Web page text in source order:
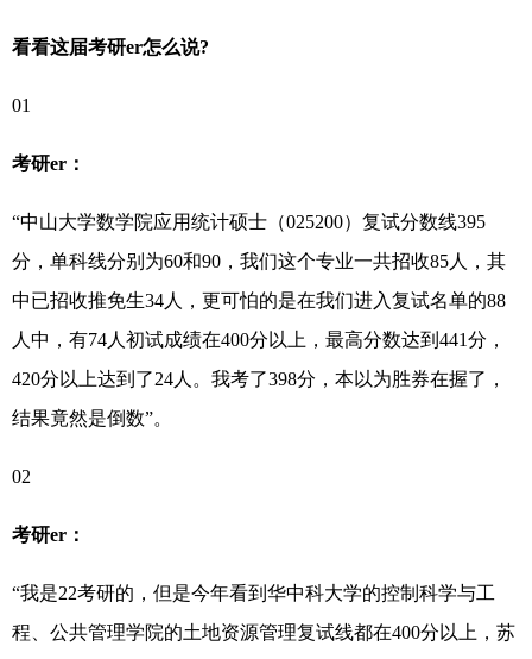
看看这届考研er怎么说?
01
考研er：
“中山大学数学院应用统计硕士（025200）复试分数线395
分，单科线分别为60和90，我们这个专业一共招收85人，其
中已招收推免生34人，更可怕的是在我们进入复试名单的88
人中，有74人初试成绩在400分以上，最高分数达到441分，
420分以上达到了24人。我考了398分，本以为胜券在握了，
结果竟然是倒数”。
02
考研er：
“我是22考研的，但是今年看到华中科大学的控制科学与工
程、公共管理学院的土地资源管理复试线都在400分以上，苏